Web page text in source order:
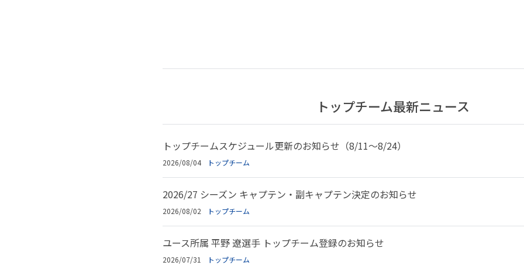
トップチーム最新ニュース
トップチームスケジュール更新のお知らせ（8/11～8/24）
2026/08/04 トップチーム
2026/27 シーズン キャプテン・副キャプテン決定のお知らせ
2026/08/02 トップチーム
ユース所属 平野 遼選手 トップチーム登録のお知らせ
2026/07/31 トップチーム